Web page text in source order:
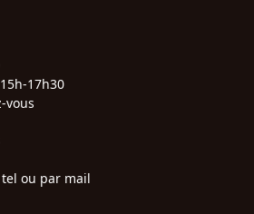
17h30
vous
ou par mail